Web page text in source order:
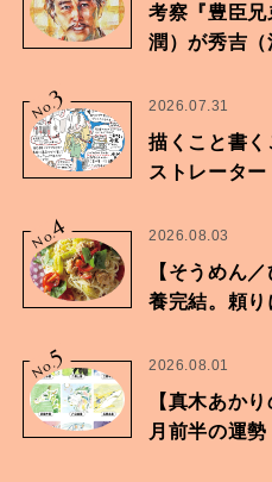
考察『豊臣
潤）が秀吉
No.3 2026.07.31
描くこと書
ストレータ
No.
4 2026.08.03
【そうめん
養完結。頼
No.5 2026.08.01
【真木あか
月前半の運勢